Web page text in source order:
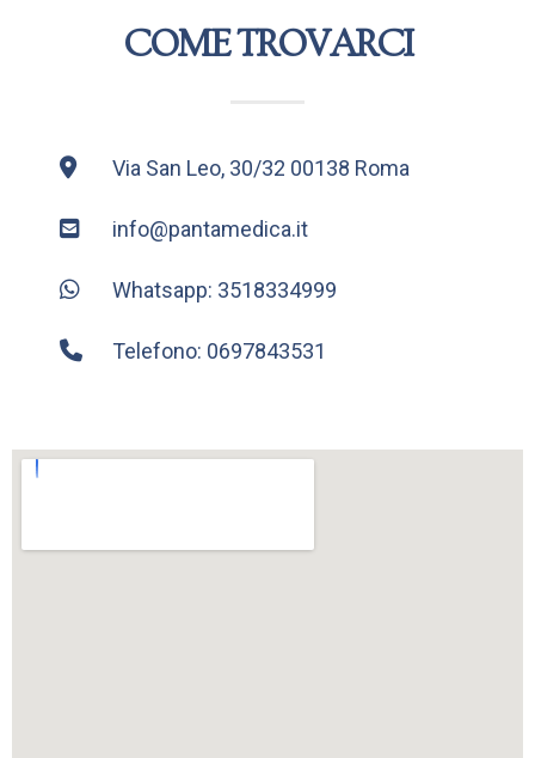
COME TROVARCI
Via San Leo, 30/32 00138 Roma
info@pantamedica.it
Whatsapp: 3518334999
Telefono: 0697843531